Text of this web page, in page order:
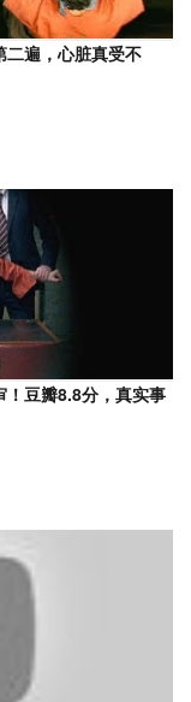
二遍，心脏真受不
！豆瓣8.8分，真实事